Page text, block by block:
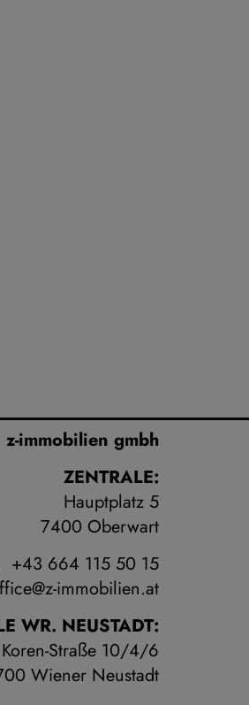
z-immobilien gmbh
ZENTRALE:
Hauptplatz 5
7400 Oberwart
+43 664 115 50 15
immobilien.at
WR. NEUSTADT:
Straße 10/4/6
Wiener Neustadt